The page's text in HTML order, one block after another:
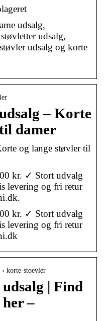
udsalg,
udsalg,
udsalg og korte
– Korte
damer
og lange støvler til
kr. ✓ Stort udvalg
levering og fri retur
kr. ✓ Stort udvalg
levering og fri retur
korte-stoevler
| Find
–